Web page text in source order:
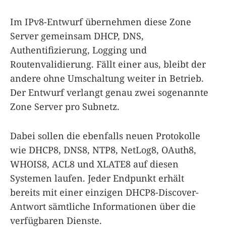
Im IPv8-Entwurf übernehmen diese Zone
Server gemeinsam DHCP, DNS,
Authentifizierung, Logging und
Routenvalidierung. Fällt einer aus, bleibt der
andere ohne Umschaltung weiter in Betrieb.
Der Entwurf verlangt genau zwei sogenannte
Zone Server pro Subnetz.
Dabei sollen die ebenfalls neuen Protokolle
wie DHCP8, DNS8, NTP8, NetLog8, OAuth8,
WHOIS8, ACL8 und XLATE8 auf diesen
Systemen laufen. Jeder Endpunkt erhält
bereits mit einer einzigen DHCP8-Discover-
Antwort sämtliche Informationen über die
verfügbaren Dienste.